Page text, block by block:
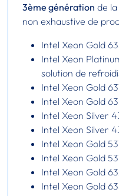
3ème génération de
non exhaustive de
Intel Xeon Gold
Intel Xeon
solution de
Intel Xeon Gold
Intel Xeon Gold
Intel Xeon Silver
Intel Xeon Silver
Intel Xeon Gold
Intel Xeon Gold
Intel Xeon Gold
Intel Xeon Gold